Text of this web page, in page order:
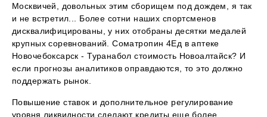
Москвичей, довольных этим сборищем под дождем, я так
и не встретил... Более сотни наших спортсменов
дисквалифицированы, у них отобраны десятки медалей
крупных соревнований. Cоматропин 4Ед в аптеке
Новочебоксарск - Туранабол стоимость Новоалтайск? И
если прогнозы аналитиков оправдаются, то это должно
поддержать рынок.
Повышение ставок и дополнительное регулирование
уровня ликвидности сделают кредиты еще более